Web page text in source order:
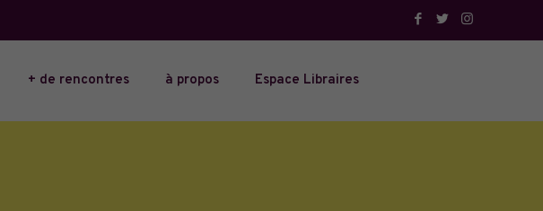
+ de rencontres à propos Espace Libraires